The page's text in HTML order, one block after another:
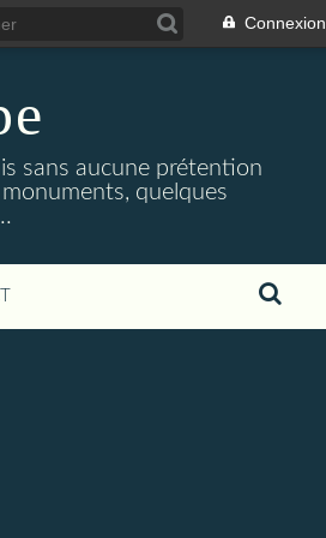
Connexion
sans aucune prétention
quelques